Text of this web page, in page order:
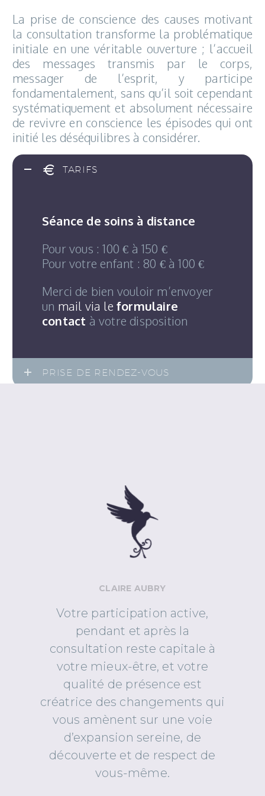
La prise de conscience des causes motivant
la consultation transforme la problématique
initiale en une véritable ouverture ; l’accueil
des messages transmis par le corps,
messager de l’esprit, y participe
fondamentalement, sans qu’il soit cependant
systématiquement et absolument nécessaire
de revivre en conscience les épisodes qui ont
initié les déséquilibres à considérer.
TARIFS
Séance de soins à distance
Pour vous : 100 € à 150 €
Pour votre enfant : 80 € à 100 €
Merci de bien vouloir m’envoyer
un mail via leformulaire
contact à votre disposition
PRISE DE RENDEZ-VOUS
CLAIRE AUBRY
Votre participation active,
pendant et après la
consultation reste capitale à
votre mieux-être, et votre
qualité de présence est
créatrice des changements qui
vous amènent sur une voie
d’expansion sereine, de
découverte et de respect de
vous-même.